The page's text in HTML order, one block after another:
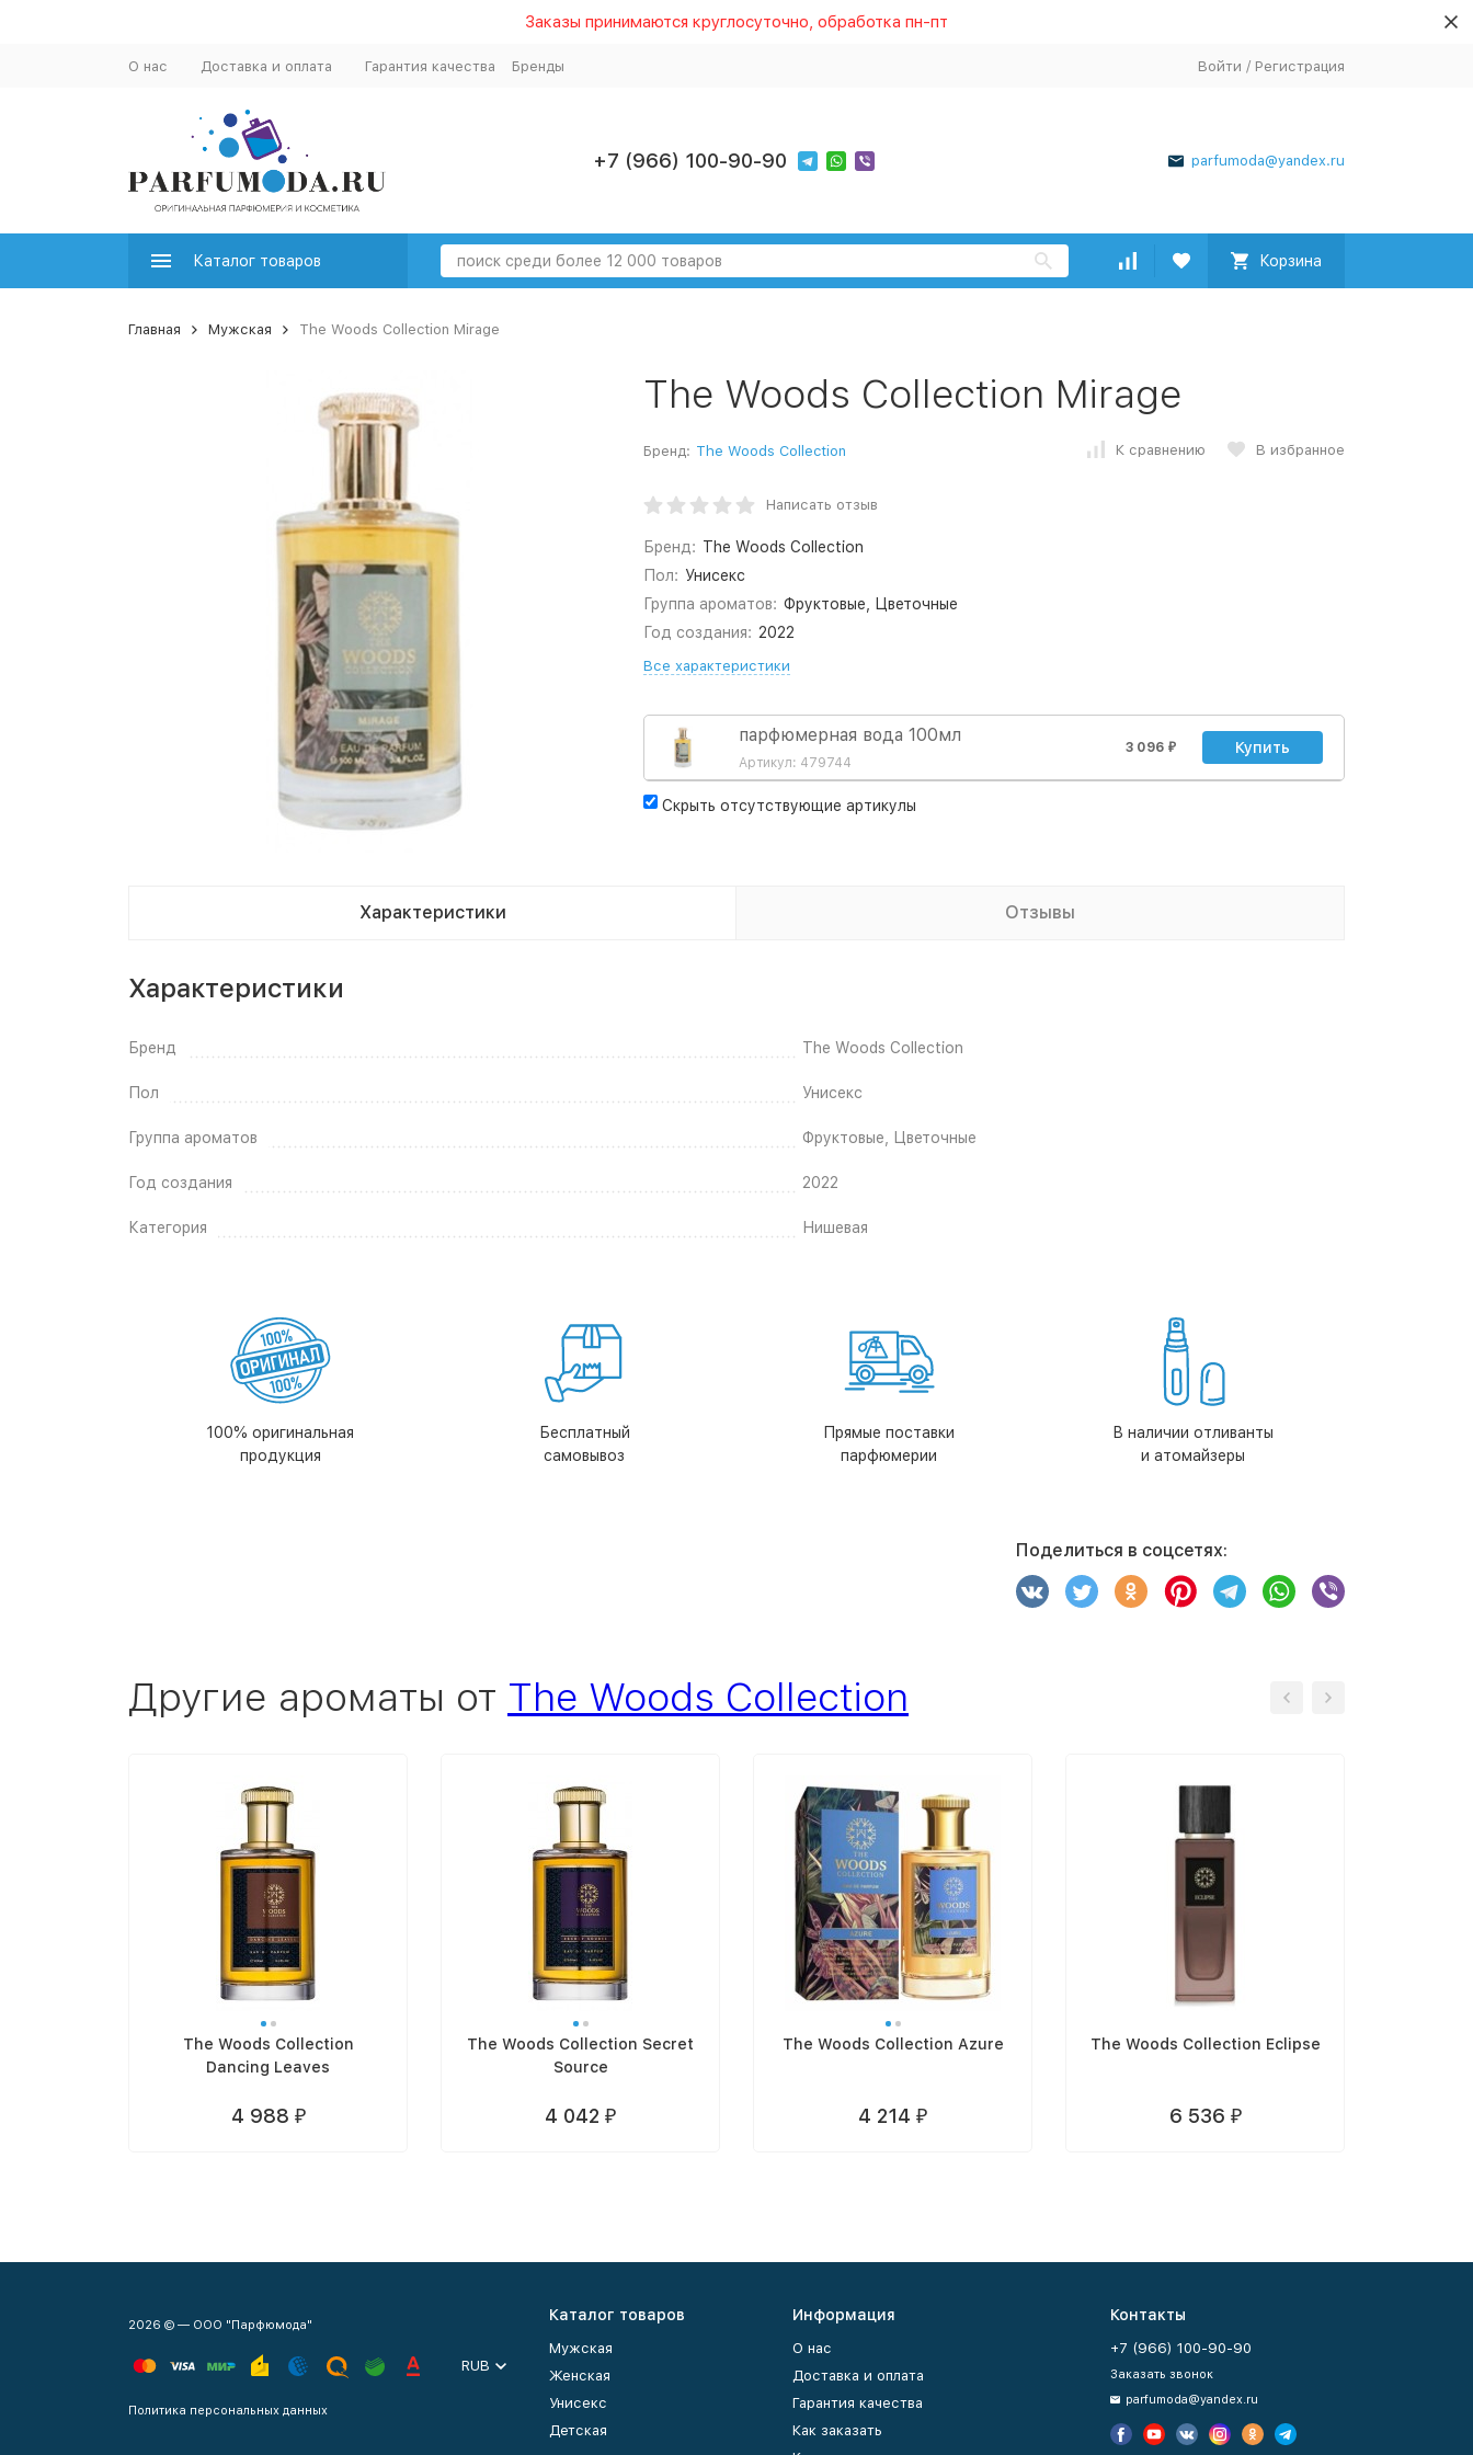
Заказы принимаются круглосуточно, обработка пн-пт
О нас Доставка и оплата Гарантия качества Бренды Войти / Регистрация
+7 (966) 100-90-90 parfumoda@yandex.ru
Каталог товаров Корзина
Главная Мужская The Woods Collection Mirage
The Woods Collection Mirage
Бренд: The Woods Collection К сравнению В избранное
Написать отзыв
Бренд: The Woods Collection
Пол: Унисекс
Группа ароматов: Фруктовые, Цветочные
Год создания: 2022
Все характеристики
парфюмерная вода 100мл
Артикул: 479744
3 096 ₽ Купить
Скрыть отсутствующие артикулы
Характеристики Отзывы
Характеристики
Бренд The Woods Collection
Пол Унисекс
Группа ароматов Фруктовые, Цветочные
Год создания 2022
Категория Нишевая
100% оригинальная
продукция
Бесплатный
самовывоз
Прямые поставки
парфюмерии
В наличии отливанты
и атомайзеры
Поделиться в соцсетях:
Другие ароматы от The Woods Collection
The Woods Collection
Dancing Leaves
4 988 ₽
The Woods Collection Secret
Source
4 042 ₽
The Woods Collection Azure
4 214 ₽
The Woods Collection Eclipse
6 536 ₽
2026 © — ООО "Парфюмода"
RUB
Политика персональных данных
Каталог товаров
Мужская
Женская
Унисекс
Детская
Информация
О нас
Доставка и оплата
Гарантия качества
Как заказать
Контакты
+7 (966) 100-90-90
Заказать звонок
parfumoda@yandex.ru